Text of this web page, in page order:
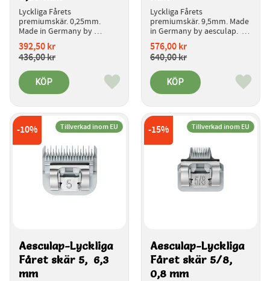
Lyckliga Fårets
premiumskär. 0,25mm.
Made in Germany by
aesculap.
Introduktionspris.
392,50kr
436,00kr
Lägg till i favoriter
KÖP
Lyckliga Fårets
premiumskär. 9,5mm. Made
in Germany by aesculap.
Introduktionspris.
576,00kr
640,00kr
Lägg
KÖP
Aesculap-Lyckliga
Fåret skär 5,  6,3
mm
10% Tillverkad inom EU
Aesculap-Lyckliga
Fåret skär 5/8,
0,8 mm
15% Tillverkad inom EU